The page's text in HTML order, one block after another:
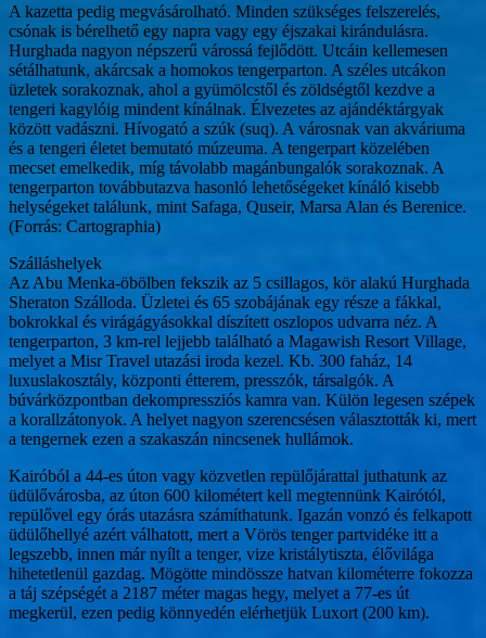
A kazetta pedig megvásárolható. Minden szükséges felszerelés,
csónak is bérelhető egy napra vagy egy éjszakai kirándulásra.
Hurghada nagyon népszerű várossá fejlődött. Utcáin kellemesen
sétálhatunk, akárcsak a homokos tengerparton. A széles utcákon
üzletek sorakoznak, ahol a gyümölcstől és zöldségtől kezdve a
tengeri kagylóig mindent kínálnak. Élvezetes az ajándéktárgyak
között vadászni. Hívogató a szúk (suq). A városnak van akváriuma
és a tengeri életet bemutató múzeuma. A tengerpart közelében
mecset emelkedik, míg távolabb magánbungalók sorakoznak. A
tengerparton továbbutazva hasonló lehetőségeket kínáló kisebb
helységeket találunk, mint Safaga, Quseir, Marsa Alan és Berenice.
(Forrás: Cartographia)
Szálláshelyek
Az Abu Menka-öbölben fekszik az 5 csillagos, kör alakú Hurghada
Sheraton Szálloda. Üzletei és 65 szobájának egy része a fákkal,
bokrokkal és virágágyásokkal díszített oszlopos udvarra néz. A
tengerparton, 3 km-rel lejjebb található a Magawish Resort Village,
melyet a Misr Travel utazási iroda kezel. Kb. 300 faház, 14
luxuslakosztály, központi étterem, presszók, társalgók. A
búvárközpontban dekompressziós kamra van. Külön legesen szépek
a korallzátonyok. A helyet nagyon szerencsésen választották ki, mert
a tengernek ezen a szakaszán nincsenek hullámok.
Kairóból a 44-es úton vagy közvetlen repülőjárattal juthatunk az
üdülővárosba, az úton 600 kilométert kell megtennünk Kairótól,
repülővel egy órás utazásra számíthatunk. Igazán vonzó és felkapott
üdülőhellyé azért válhatott, mert a Vörös tenger partvidéke itt a
legszebb, innen már nyílt a tenger, vize kristálytiszta, élővilága
hihetetlenül gazdag. Mögötte mindössze hatvan kilométerre fokozza
a táj szépségét a 2187 méter magas hegy, melyet a 77-es út
megkerül, ezen pedig könnyedén elérhetjük Luxort (200 km).